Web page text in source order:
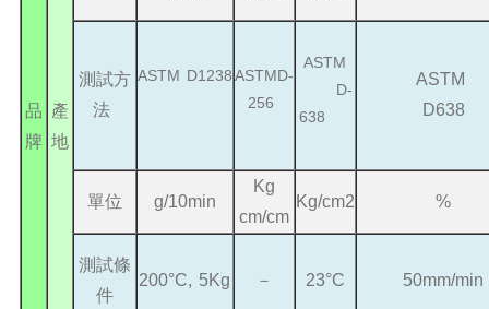
品
牌
產
地
測試方
法
ASTM D1238ASTMD-
256
ASTM
D-
638
D638
單位 g/10min
Kg
cm/cm
Kg/cm2 %
測試條
件
200°C, 5Kg － 23°C 50mm/min